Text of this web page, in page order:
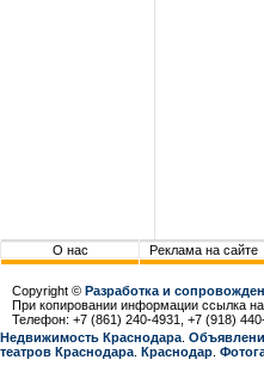
О нас Реклама на сайте
Copyright © Разработка и
При копировании информации ссылка на
Телефон: +7 (861) 240-4931, +7 (918)
Недвижимость Краснодара
театров Краснодара Краснодар